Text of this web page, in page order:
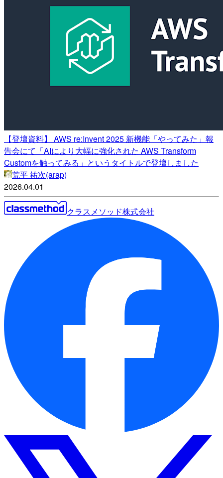
【登壇資料】 AWS re:Invent 2025 新機能「やってみた」報
告会にて「AIにより大幅に強化された AWS Transform
Customを触ってみる」というタイトルで登壇しました
荒平 祐次(arap)
2026.04.01
クラスメソッド株式会社